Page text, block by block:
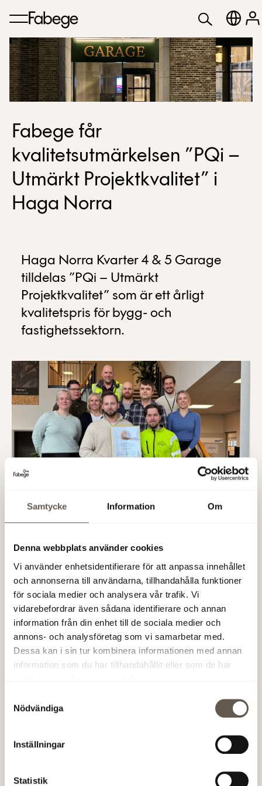
Samtycke Information Om
Denna webbplats använder cookies
Vi använder enhetsidentifierare för att anpassa innehållet
och annonserna till användarna, tillhandahålla funktioner
för sociala medier och analysera vår trafik. Vi
vidarebefordrar även sådana identifierare och annan
information från din enhet till de sociala medier och
annons- och analysföretag som vi samarbetar med.
Dessa kan i sin tur kombinera informationen med annan
information som du har tillhandahållit eller som de har
Nödvändiga
Inställningar
Statistik
Fabege får
kvalitetsutmärkelsen ”PQi –
Utmärkt Projektkvalitet” i
Haga Norra
Haga Norra Kvarter 4 & 5 Garage
tilldelas ”PQi – Utmärkt
Projektkvalitet” som är ett årligt
kvalitetspris för bygg- och
fastighetssektorn.
Projektet är en del i den fortsatta utvecklingen av
Arenastadens stadskvarter Haga Norra där bilar
under mark för att skapa en attraktiv stadsmiljö
ovan mark där fotgängare och cyklister prioriteras.
Förra året tilldelades Fabeges projekt Haga Norra
Kvarter 1 och Hägern Mindre 7 samma utmärkelse.
Lyssna gärna på webbinaret den 30 januari där
Fabeges projektchef @‌John McMillen berättar om
lärdomar och erfarenheter från projektet.
fastighetsprojekt - PQi Utmärkt Projektkvalitet -